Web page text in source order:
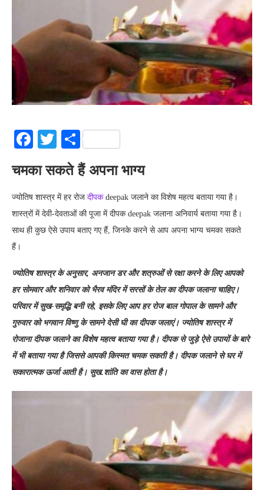
Facebook
Twitter
Share
चमका सकते हैं अपना भाग्य
ज्योतिष शास्त्र में हर रोज दीपकdeepak जलाने का विशेष महत्व बताया गया है।
शास्त्रों में देवी-देवताओं की पूजा में दीपक deepak जलाना अनिवार्य बताया गया है।
साथ ही कुछ ऐसे उपाय बताए गए हैं, जिनके करने से आप अपना भाग्य चमका सकते
हैं।
ज्योतिष शास्त्र के अनुसार, अनजान डर और शत्रुओं से रक्षा करने के लिए आपको
हर सोमवार और शनिवार को भैरव मंदिर में सरसों के तेल का दीपक जलाना चाहिए।
परिवार में सुख-समृद्धि बनी रहे, इसके लिए आप हर रोज बाल गोपाल के सामने और
गुरुवार को भगवान विष्णु के सामने देसी घी का दीपक जलाएं। ज्योतिष शास्त्र में
रोजाना दीपक जलाने का विशेष महत्व बताया गया है। दीपक से जुड़े ऐसे उपायों के बारे
में भी बताया गया है जिससे आपकी किस्मत चमक सकती है। दीपक जलाने से घर में
सकारात्मक ऊर्जा आती है। सुख.शांति का वास होता है।